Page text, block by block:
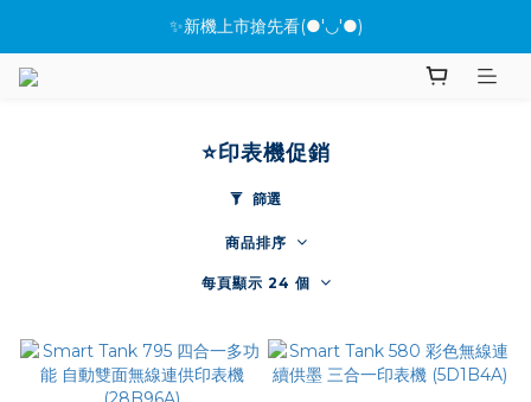
★全館指定桌機現折288
✨新機上市搶先看(●'◡'●)
⭐印表機促銷
篩選
商品排序
每頁顯示 24 個